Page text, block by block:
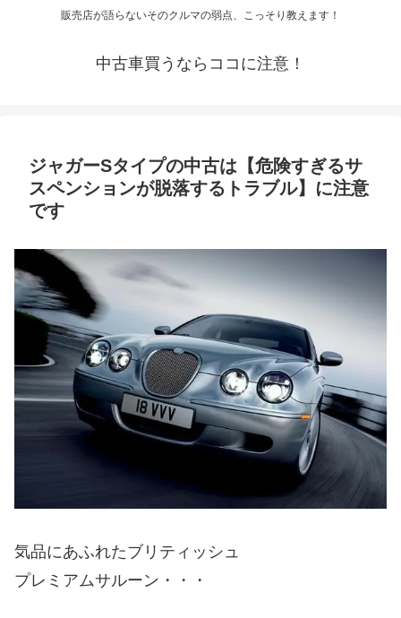
販売店が語らないそのクルマの弱点、こっそり教えます！
中古車買うならココに注意！
ジャガーSタイプの中古は【危険すぎるサ
スペンションが脱落するトラブル】に注意
です
気品にあふれたブリティッシュ
プレミアムサルーン・・・